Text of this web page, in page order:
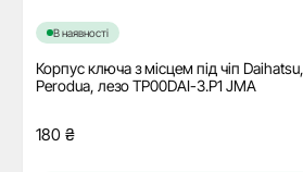
В наявності
Корпус ключа з місцем під чіп Daihatsu,
Perodua, лезо TP00DAI-3.P1 JMA
180 ₴